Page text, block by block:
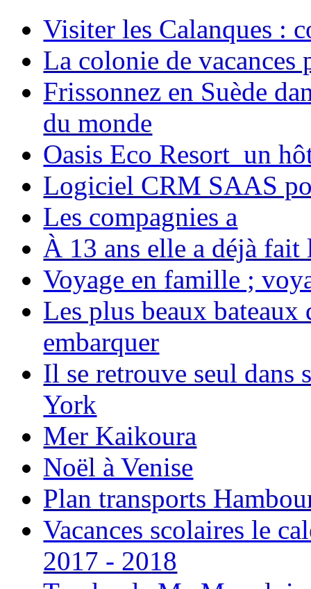
Visiter les Calanques :
La colonie de vacances
Frissonnez en Suède
du monde
Oasis Eco Resort un
Logiciel CRM SAAS
Les compagnies a
À 13 ans elle a déjà
Voyage en famille ;
Les plus beaux bateaux
embarquer
Il se retrouve seul dans
York
Mer Kaikoura
Noël à Venise
Plan transports
Vacances scolaires le
2017 - 2018